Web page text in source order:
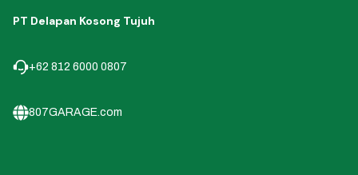
PT Delapan Kosong Tujuh
+62 812 6000 0807
807GARAGE.com